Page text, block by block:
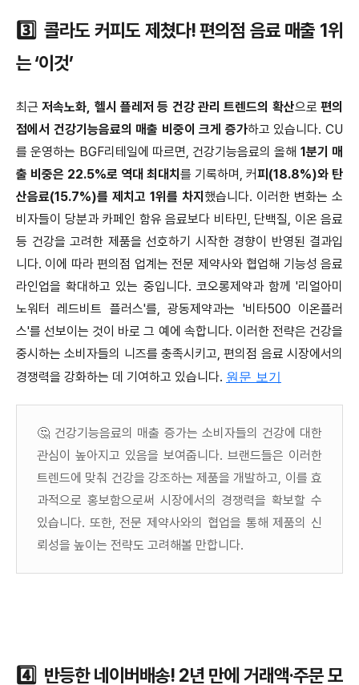
3️⃣ 콜라도 커피도 제쳤다! 편의점 음료 매출 1위
는 ‘이것’
최근저속노화, 헬시 플레저 등 건강 관리 트렌드의 확산으로편의
점에서 건강기능음료의 매출 비중이 크게 증가하고 있습니다. CU
를 운영하는 BGF리테일에 따르면, 건강기능음료의 올해 1분기 매
출 비중은 22.5%로 역대 최대치 를 기록하며, 커피(18.8%)와 탄
산음료(15.7%)를 제치고 1위를 차지 했습니다. 이러한 변화는 소
비자들이 당분과 카페인 함유 음료보다 비타민, 단백질, 이온 음료
등 건강을 고려한 제품을 선호하기 시작한 경향이 반영된 결과입
니다. 이에 따라 편의점 업계는 전문 제약사와 협업해 기능성 음료
라인업을 확대하고 있는 중입니다. 코오롱제약과 함께 '리얼아미
노워터 레드비트 플러스'를, 광동제약과는 '비타500 이온플러
스'를 선보이는 것이 바로 그 예에 속합니다. 이러한 전략은 건강을
중시하는 소비자들의 니즈를 충족시키고, 편의점 음료 시장에서의
경쟁력을 강화하는 데 기여하고 있습니다.​ 원문 보기
🤔 건강기능음료의 매출 증가는 소비자들의 건강에 대한
관심이 높아지고 있음을 보여줍니다. 브랜드들은 이러한
트렌드에 맞춰 건강을 강조하는 제품을 개발하고, 이를 효
과적으로 홍보함으로써 시장에서의 경쟁력을 확보할 수
있습니다. 또한, 전문 제약사와의 협업을 통해 제품의 신
뢰성을 높이는 전략도 고려해볼 만합니다.
4️⃣ 반등한 네이버배송! 2년 만에 거래액·주문 모